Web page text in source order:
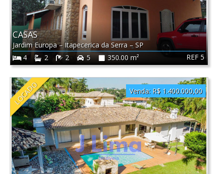
REF 5
CASAS
Jardim Europa–Itapecerica da Serra – SP
4
2 2 5 350.00 m²
LOCADO Venda: R$ 1.400.000,00